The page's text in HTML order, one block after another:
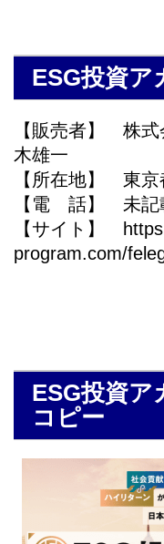
ESG投資ア
【販売者】 株
木雄一
【所在地】 東京
【電 話】 未記
【サイト】
program.com/
ESG投資ア
コピー